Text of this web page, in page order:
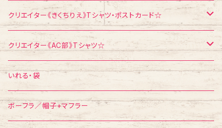
浅見千代子
エスパー伊東
ポストカード
Tシャツ
ポストカード
ポスター
クリエイター《きくちりえ》Tシャツ・ポストカード☆
Tシャツ
ポストカード
クリエイター《AC部》Tシャツ☆
Tシャツ
いれる・袋
ボーフラ／帽子+マフラー